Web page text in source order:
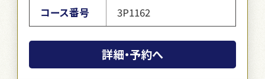
コース番号
3P1162
詳細・予約へ